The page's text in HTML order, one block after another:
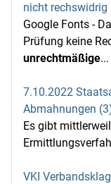
nicht rechswidrig
Google Fonts -
Prüfung keine
unrechtmäßige...
7.10.2022
Abmahnungen
Es gibt
VKI